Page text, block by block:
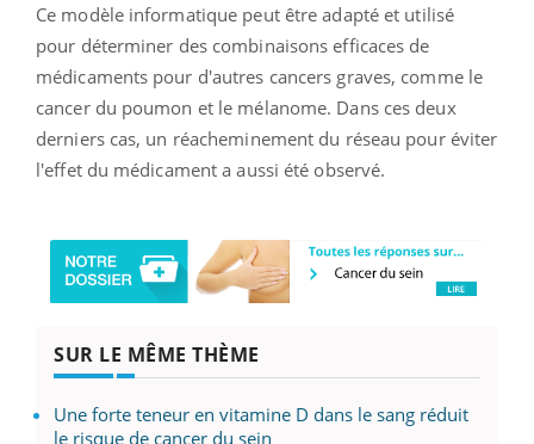
Ce modèle informatique peut être adapté et utilisé
pour déterminer des combinaisons efficaces de
médicaments pour d'autres cancers graves, comme le
cancer du poumon et le mélanome. Dans ces deux
derniers cas, un réacheminement du réseau pour éviter
l'effet du médicament a aussi été observé.
SUR LE MÊME THÈME
Une forte teneur en vitamine D dans le sang réduit
le risque de cancer du sein